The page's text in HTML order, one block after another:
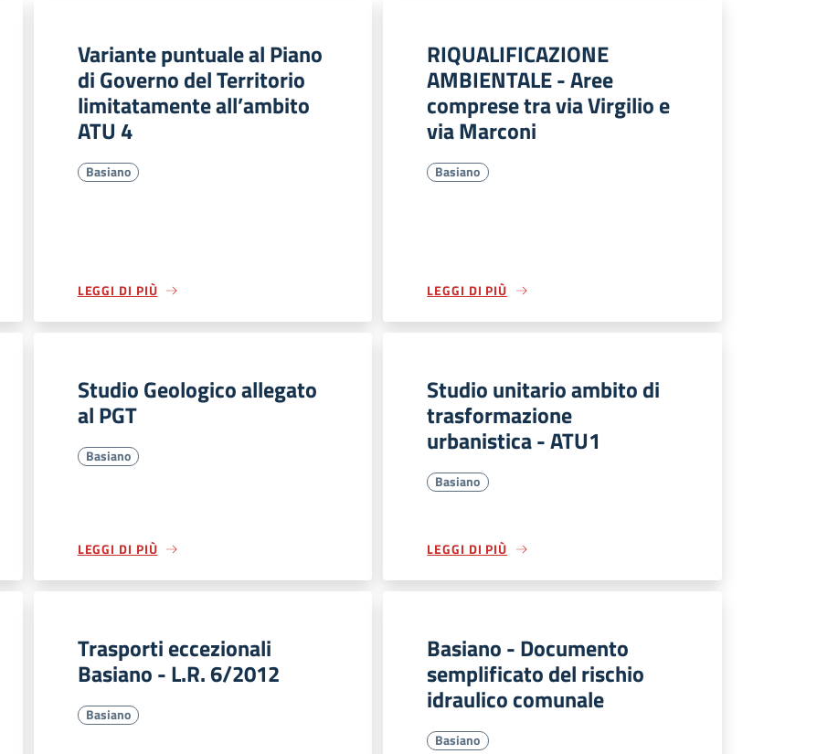
Variante puntuale al Piano
di Governo del Territorio
limitatamente all’ambito
ATU 4
Basiano
LEGGI DI PIÙ
RIQUALIFICAZIONE
AMBIENTALE - Aree
comprese tra via Virgilio e
via Marconi
Basiano
LEGGI DI PIÙ
Studio Geologico allegato
al PGT
Basiano
LEGGI DI PIÙ
Studio unitario ambito di
trasformazione
urbanistica - ATU1
Basiano
LEGGI DI PIÙ
Trasporti eccezionali
Basiano - L.R. 6/2012
Basiano
Basiano - Documento
semplificato del rischio
idraulico comunale
Basiano